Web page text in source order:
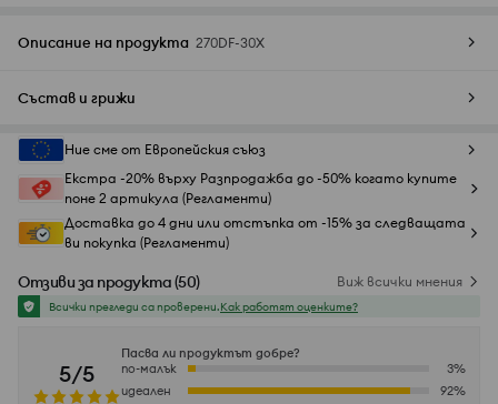
Описание на продукта 270DF-30X
Състав и грижи
Ние сме от Европейския съюз
Екстра -20% върху Разпродажба до -50% когато купите
поне 2 артикула (Регламенти)
Доставка до 4 дни или отстъпка от -15% за следващата
ви покупка (Регламенти)
Отзиви за продукта(50) Виж всички мнения
Всички прегледи са проверени.Как работят оценките?
5/5
Пасва ли продуктът добре?
по-малък
3%
идеален
92%